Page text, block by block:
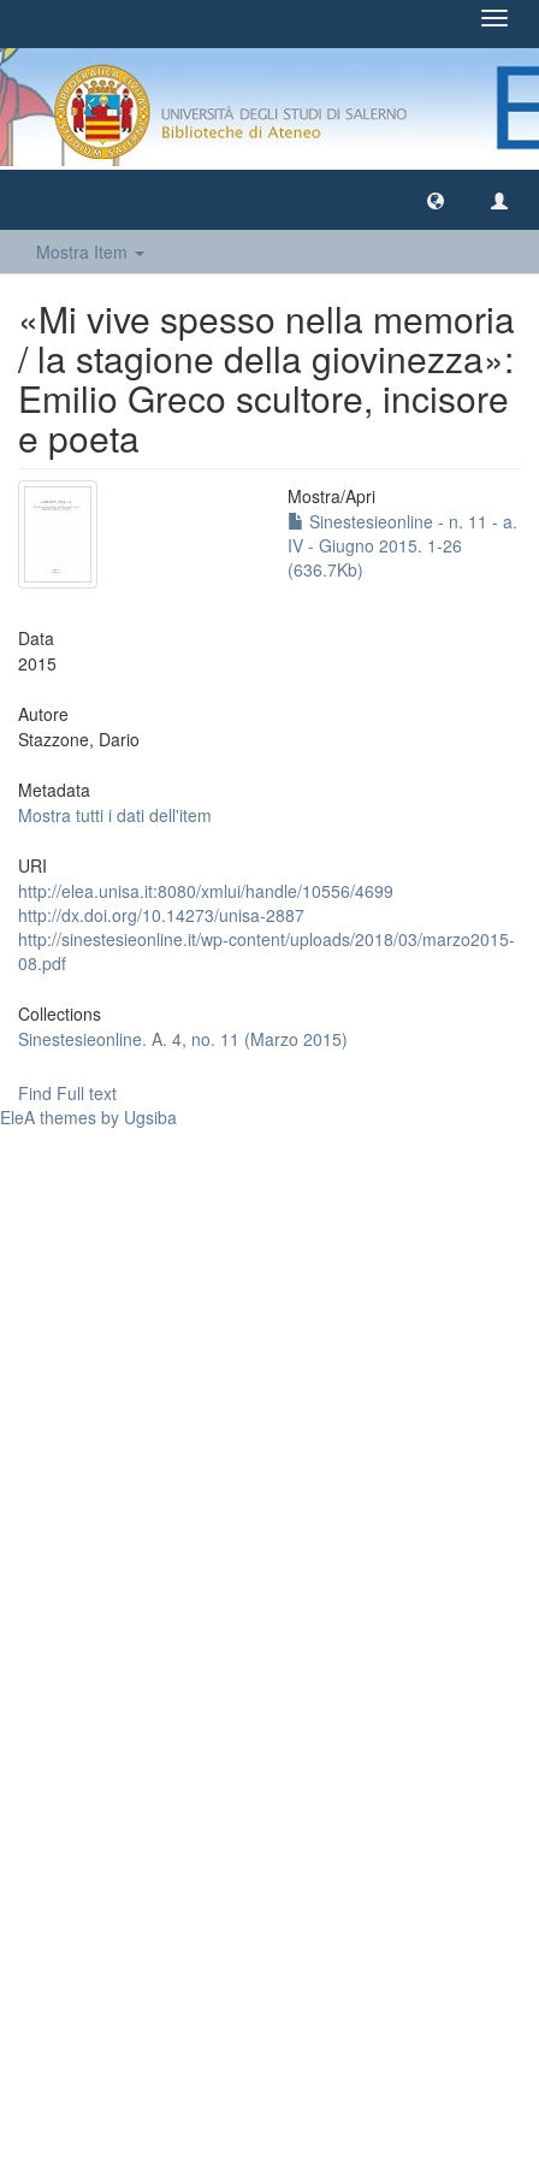
Mostra Item
«Mi vive spesso nella memoria
/ la stagione della giovinezza»:
Emilio Greco scultore, incisore
e poeta
Mostra/Apri
Sinestesieonline - n. 11 - a.
IV - Giugno 2015. 1-26
(636.7Kb)
Data
2015
Autore
Stazzone, Dario
Metadata
Mostra tutti i dati dell'item
URI
http://elea.unisa.it:8080/xmlui/handle/10556/4699
http://dx.doi.org/10.14273/unisa-2887
http://sinestesieonline.it/wp-content/uploads/2018/03/marzo2015-
08.pdf
Collections
Sinestesieonline. A. 4, no. 11 (Marzo 2015)
Find Full text
EleA themes by Ugsiba